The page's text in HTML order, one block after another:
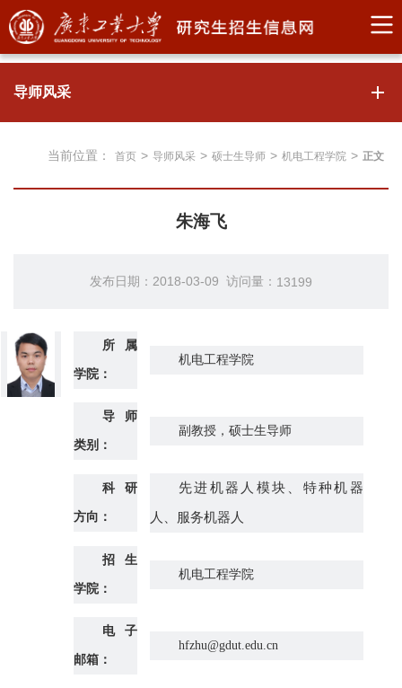
导师风采
当前位置： 首页 > 导师风采 > 硕士生导师 > 机电工程学院 > 正文
朱海飞
发布日期：2018-03-09 访问量： 13199
所属
学院：
机电工程学院
导师
类别：
副教授，硕士生导师
科研
方向：
先进机器人模块、特种机器
人、服务机器人
招生
学院：
机电工程学院
电子
邮箱：
hfzhu@gdut.edu.cn